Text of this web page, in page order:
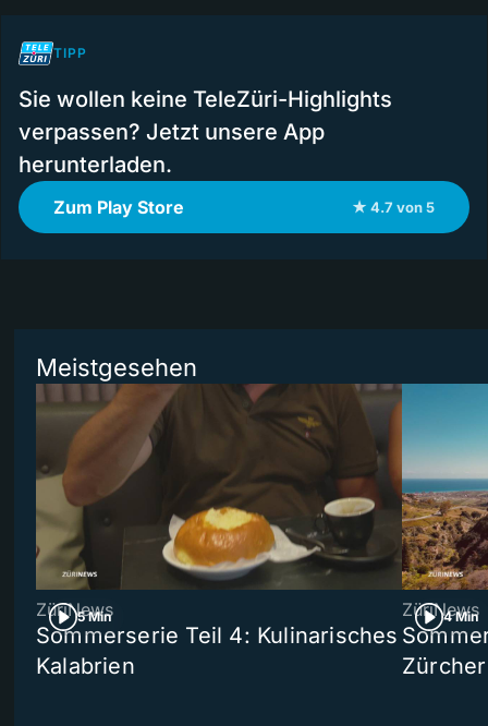
TIPP
Sie wollen keine TeleZüri-Highlights
verpassen? Jetzt unsere App
herunterladen.
Zum Play Store ★ 4.7 von 5
Meistgesehen
5 Min
ZüriNews
Sommerserie Teil 4: Kulinarisches
Kalabrien
4 Min
ZüriNews